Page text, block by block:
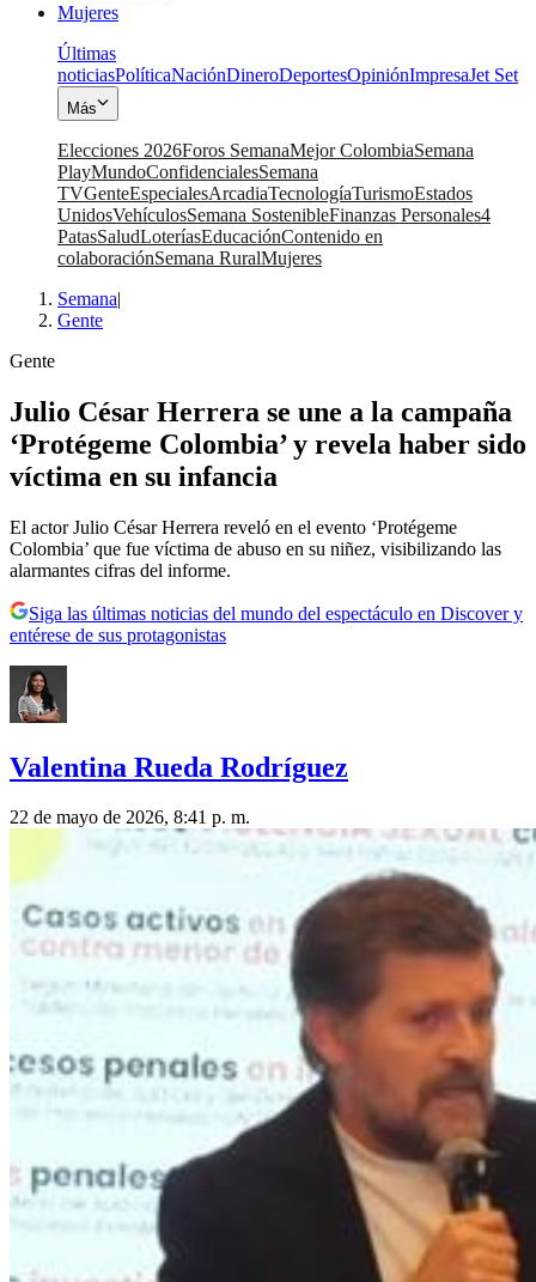
Mujeres
Últimas
noticiasPolíticaNaciónDineroDeportesOpiniónImpresaJet Set
Más
Elecciones 2026Foros SemanaMejor ColombiaSemana
PlayMundoConfidencialesSemana
TVGenteEspecialesArcadiaTecnologíaTurismoEstados
UnidosVehículosSemana SostenibleFinanzas Personales4
PatasSaludLoteríasEducaciónContenido en
colaboraciónSemana RuralMujeres
Semana|
Gente
Gente
Julio César Herrera se une a la campaña
‘Protégeme Colombia’ y revela haber sido
víctima en su infancia
El actor Julio César Herrera reveló en el evento ‘Protégeme
Colombia’ que fue víctima de abuso en su niñez, visibilizando las
alarmantes cifras del informe.
Siga las últimas noticias del mundo del espectáculo en Discover y
entérese de sus protagonistas
Valentina Rueda Rodríguez
22 de mayo de 2026, 8:41 p. m.